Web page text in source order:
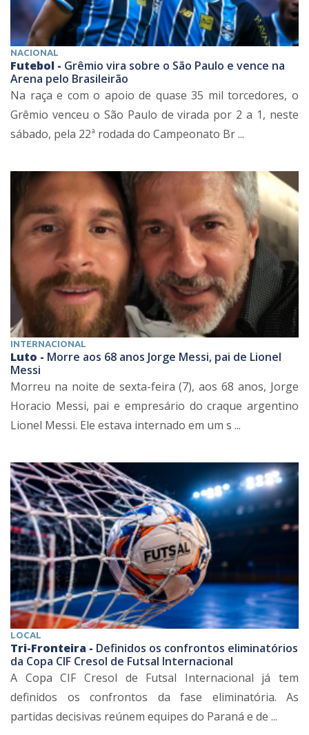
NACIONAL
Futebol - Grêmio vira sobre o São Paulo e vence na
Arena pelo Brasileirão
Na raça e com o apoio de quase 35 mil torcedores, o
Grêmio venceu o São Paulo de virada por 2 a 1, neste
sábado, pela 22ª rodada do Campeonato Br ...
INTERNACIONAL
Luto - Morre aos 68 anos Jorge Messi, pai de Lionel
Messi
Morreu na noite de sexta-feira (7), aos 68 anos, Jorge
Horacio Messi, pai e empresário do craque argentino
Lionel Messi. Ele estava internado em um s ...
LOCAL
Tri-Fronteira - Definidos os confrontos eliminatórios
da Copa CIF Cresol de Futsal Internacional
A Copa CIF Cresol de Futsal Internacional já tem
definidos os confrontos da fase eliminatória. As
partidas decisivas reúnem equipes do Paraná e de ...